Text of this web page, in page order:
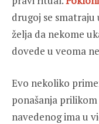
drugoj se smatraju
želja da nekome
dovede u veoma
Evo nekoliko
ponašanja
navedenog ima u